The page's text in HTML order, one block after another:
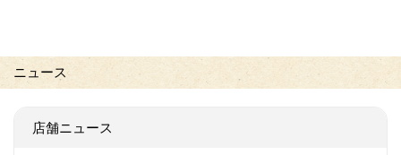
ニュース
店舗ニュース